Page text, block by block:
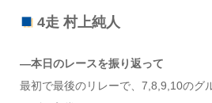
4走 村上純人
―本日のレースを振り返って
最初で最後のリレーで、7,8,9,10のグ